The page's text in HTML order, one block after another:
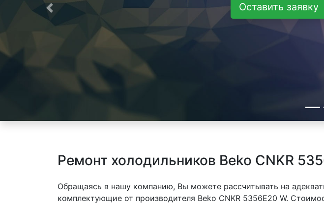
Оставить заявку
Предыдущая
Ремонт холодильников Beko CNKR
Обращаясь в нашу компанию, Вы можете рассчитывать на
комплектующие от производителя Beko CNKR 5356E20 W.